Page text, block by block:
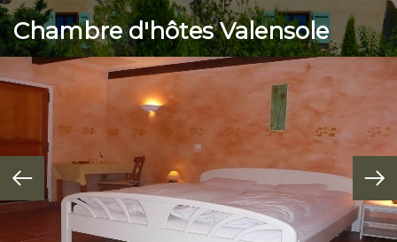
Chambre d'hôtes Valensole